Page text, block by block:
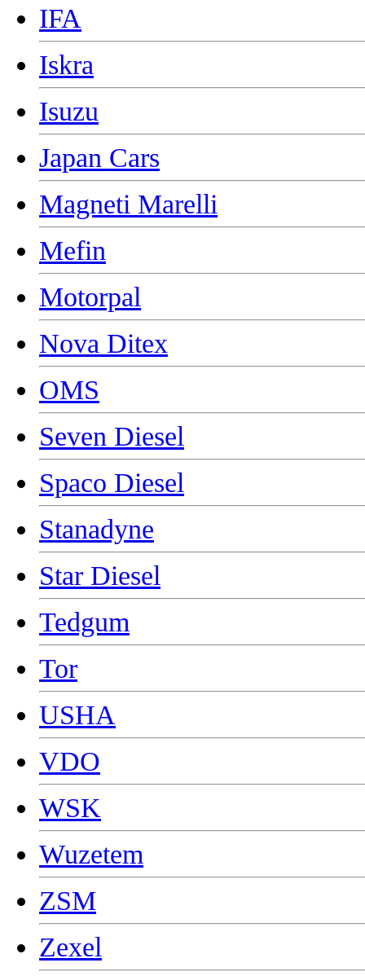
IFA
Iskra
Isuzu
Japan Cars
Magneti Marelli
Mefin
Motorpal
Nova Ditex
OMS
Seven Diesel
Spaco Diesel
Stanadyne
Star Diesel
Tedgum
Tor
USHA
VDO
WSK
Wuzetem
ZSM
Zexel